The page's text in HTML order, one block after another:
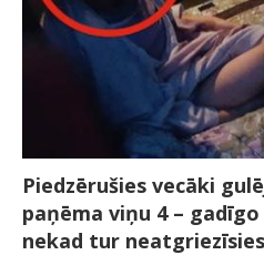
Piedzērušies vecāki
paņēma viņu 4 –
nekad tur